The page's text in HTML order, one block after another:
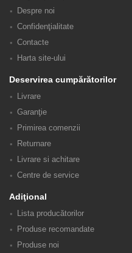
Despre noi
Confidenţialitate
Contacte
Harta site-ului
Deservirea cumpărătorilor
Livrare
Garanţie
Primirea comenzii
Returnare
Livrare si achitare
Centre de service
Adiţional
Lista producătorilor
Produse recomandate
Produse noi